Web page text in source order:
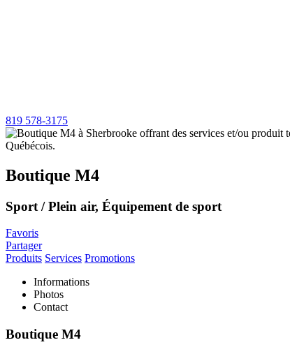
819 578-3175
Boutique M4
Sport / Plein air, Équipement de sport
Favoris
Partager
Produits Services Promotions
Informations
Photos
Contact
Boutique M4